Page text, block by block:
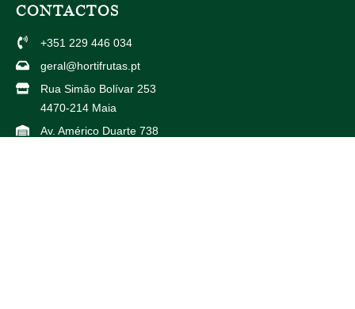
CONTACTOS
+351 229 446 034
geral@hortifrutas.pt
Rua Simão Bolívar 253
4470-214 Maia
Av. Américo Duarte 738